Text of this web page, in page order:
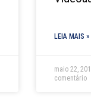
LEIA MAIS »
maio 22,
comentário